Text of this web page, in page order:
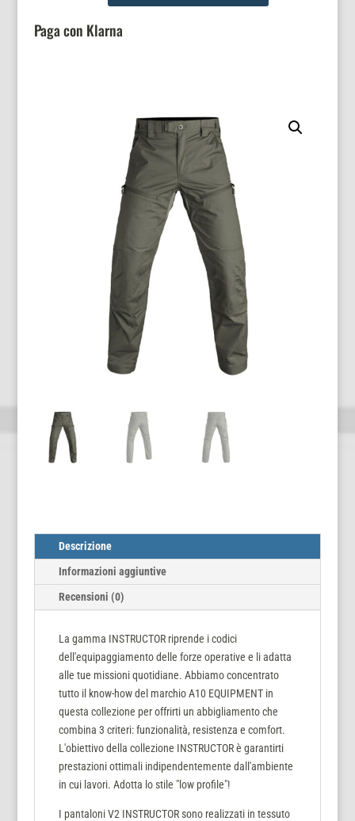
OLIVE
Paga con Klarna
Descrizione
Informazioni aggiuntive
Recensioni (0)
La gamma INSTRUCTOR riprende i codici
dell'equipaggiamento delle forze operative e li adatta
alle tue missioni quotidiane. Abbiamo concentrato
tutto il know-how del marchio A10 EQUIPMENT in
questa collezione per offrirti un abbigliamento che
combina 3 criteri: funzionalità, resistenza e comfort.
L'obiettivo della collezione INSTRUCTOR è garantirti
prestazioni ottimali indipendentemente dall'ambiente
in cui lavori. Adotta lo stile "low profile"!
I pantaloni V2 INSTRUCTOR sono realizzati in tessuto